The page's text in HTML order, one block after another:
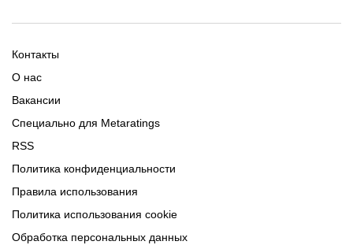
Старым игрокам
Фрибет на День Рождения
Контакты
О нас
Вакансии
Специально для Metaratings
RSS
Политика конфиденциальности
Правила использования
Политика использования cookie
Обработка персональных данных